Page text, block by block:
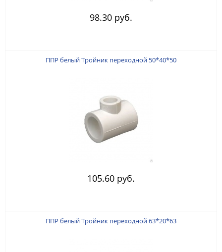
98.30 руб.
ППР белый Тройник переходной 50*40*50
105.60 руб.
ППР белый Тройник переходной 63*20*63